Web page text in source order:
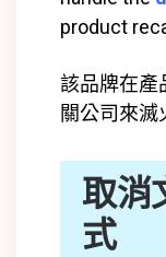
product
該品牌在產
關公司來滅
取消
式